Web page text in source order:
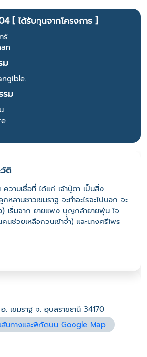
[ ได้รับทุนจากโครงการ ]
ร์
ม
รม
ติ
วามเชื่อที่ ได้แก่ เจ้าปู่ตา เป็นสิ่ง
ลานชาวเขมราฐ จะทำอะไรจะไปบอก จะ
) เริ่มจาก ยายแพง บุญกล้ายายพุ่น ใจ
นช่วยเหลือกวนเข้าจ้ำ) และนางศรีไพร
. เขมราฐ จ. อุบลราชธานี 34170
ส้นทางและพิกัดบน Google Map